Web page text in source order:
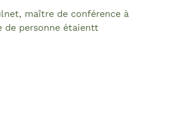
maître de conférence à
de personne étaientt